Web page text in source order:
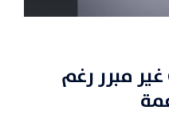
مبرر رغم